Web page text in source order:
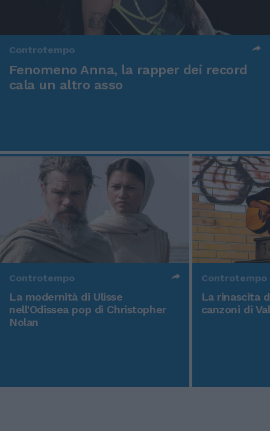
Controtempo
Fenomeno Anna, la rapper dei record
cala un altro asso
Controtempo
La modernità di Ulisse
nell'Odissea pop di Christopher
Nolan
Controtempo
La rinascita
canzoni di